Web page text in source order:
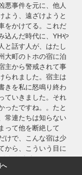
悪事件を元に、他人
よう、遠ざけようと
をかけてる。これだ
込んだ時代に、YHや
と話す人が、はたし
大町のトホの宿に泊
主から警戒されて事
られました。宿主は
きを私に怒鳴り終わ
ていきました。それ
ったですね。。たと
常連たちは知らない
って他を断絶して
けで、こんな宿は少
から、こういう目に
なりますね
へ